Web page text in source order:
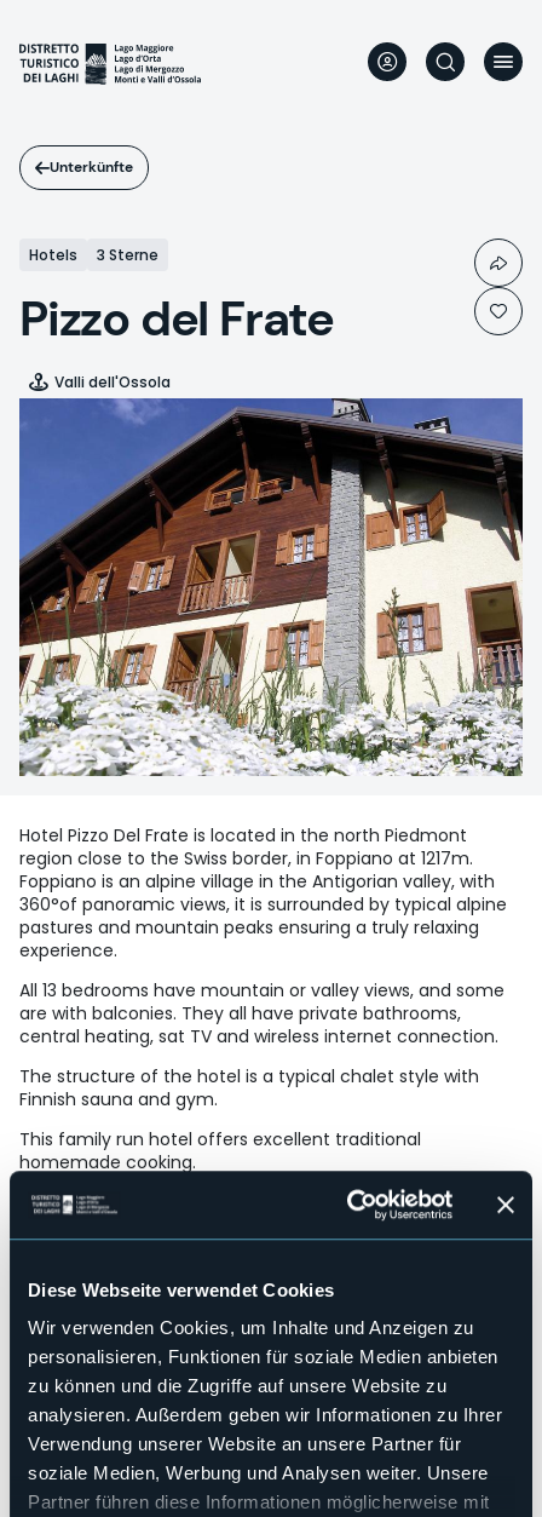
Diese Webseite verwendet Cookies
Wir verwenden Cookies, um Inhalte und Anzeigen zu
personalisieren, Funktionen für soziale Medien anbieten
zu können und die Zugriffe auf unsere Website zu
analysieren. Außerdem geben wir Informationen zu Ihrer
Verwendung unserer Website an unsere Partner für
soziale Medien, Werbung und Analysen weiter. Unsere
Partner führen diese Informationen möglicherweise mit
Inhalt
Unterkünfte
Hotels 3 Sterne
Pizzo del Frate
Valli dell'Ossola
Hotel Pizzo Del Frate is located in the north Piedmont
region close to the Swiss border, in Foppiano at 1217m.
Foppiano is an alpine village in the Antigorian valley, with
360°of panoramic views, it is surrounded by typical alpine
pastures and mountain peaks ensuring a truly relaxing
experience.
All 13 bedrooms have mountain or valley views, and some
are with balconies. They all have private bathrooms,
central heating, sat TV and wireless internet connection.
The structure of the hotel is a typical chalet style with
Finnish sauna and gym.
This family run hotel offers excellent traditional
homemade cooking.
Strukturen für Behinderten
No
Wellness
Kongresshalle
No
Hallenbad
No
Haustiere erlaubt
Sì
Anzahl der Zimmer
13